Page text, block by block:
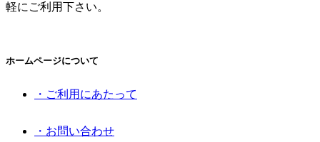
軽にご利用下さい。
ホームページについて
・ご利用にあたって
・お問い合わせ